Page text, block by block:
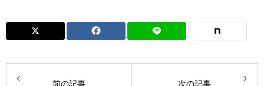
前の記事 次の記事